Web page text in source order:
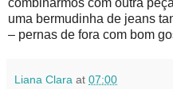
uma bermudinha de jeans
– pernas de fora com bom
Liana Clara at 07:00